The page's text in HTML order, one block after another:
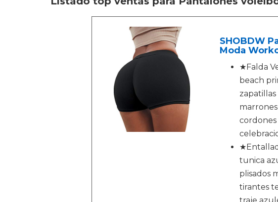
SHOBDW
Moda
★Falda
beach
cordones
tunica
plisados
tirantes